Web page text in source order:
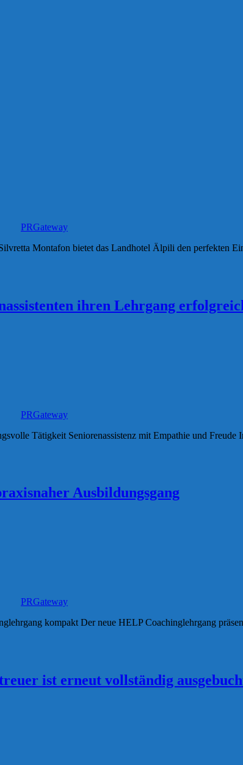
PRGateway
Montafon bietet das Landhotel Älpili den perfekten
ihren Lehrgang
PRGateway
Tätigkeit Seniorenassistenz mit Empathie und Freude
Ausbildungsgang
PRGateway
kompakt Der neue HELP Coachinglehrgang
ist erneut vollständig